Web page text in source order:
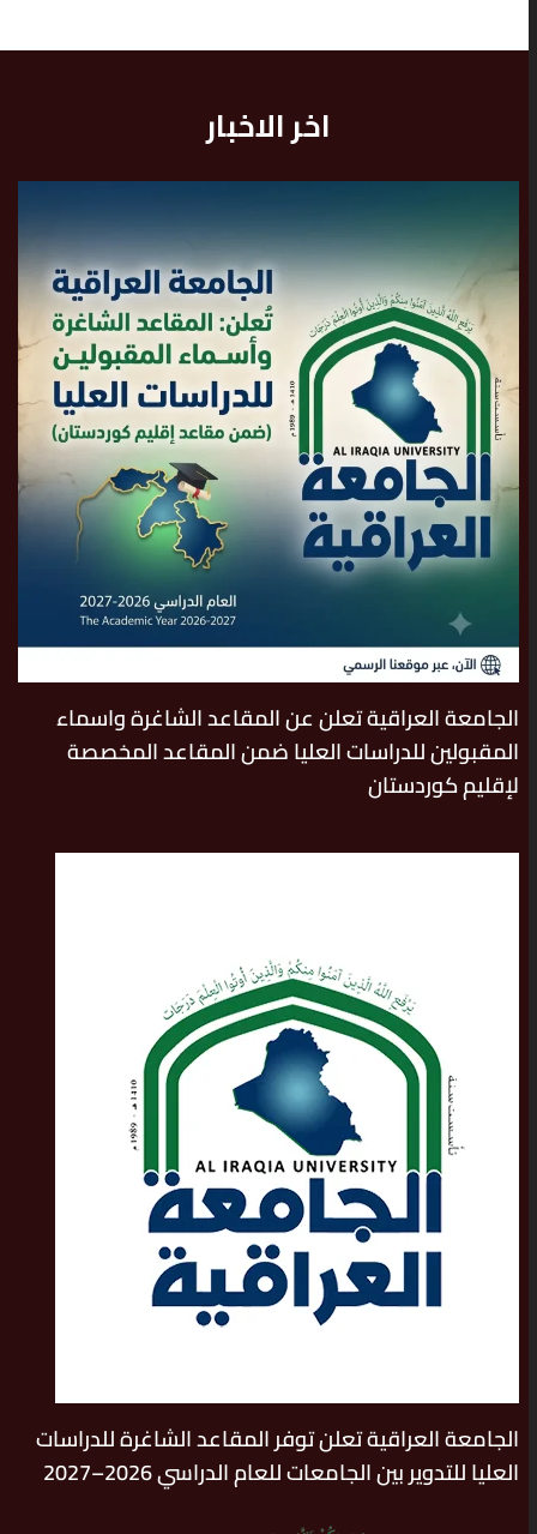
اخر الاخبار
الجامعة العراقية تعلن عن المقاعد الشاغرة واسماء
المقبولين للدراسات العليا ضمن المقاعد المخصصة
لإقليم كوردستان
الجامعة العراقية تعلن توفر المقاعد الشاغرة للدراسات
العليا للتدوير بين الجامعات للعام الدراسي 2026–2027